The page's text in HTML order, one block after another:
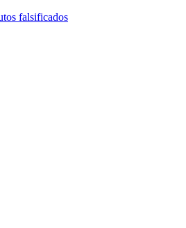
falsificados